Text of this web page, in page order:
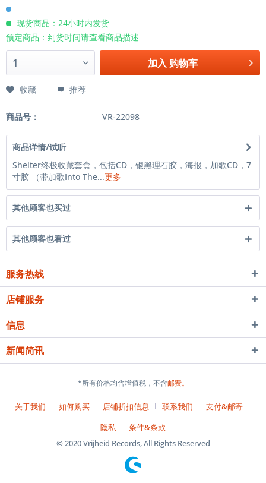
现货商品：24小时内发货
预定商品：到货时间请查看商品描述
加入 购物车
收藏 推荐
商品号： VR-22098
商品详情/试听
Shelter终极收藏套盒，包括CD，银黑理石胶，海报，加歌CD，7
寸胶 （带加歌Into The...更多
其他顾客也买过
其他顾客也看过
服务热线
店铺服务
信息
新闻简讯
*所有价格均含增值税，不含邮费。
关于我们 如何购买 店铺折扣信息 联系我们
支付&邮寄
隐私
条件&条款
© 2020 Vrijheid Records, All Rights Reserved